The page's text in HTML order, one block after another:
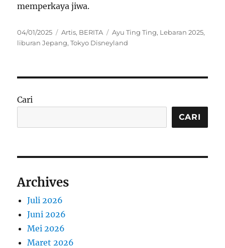
memperkaya jiwa.
Posted
on
04/01/2025 Categories
Artis, BERITA Tags
Ayu Ting Ting, Lebaran 2025,
liburan Jepang,Tokyo Disneyland
Cari
CARI
Archives
Juli 2026
Juni 2026
Mei 2026
Maret 2026